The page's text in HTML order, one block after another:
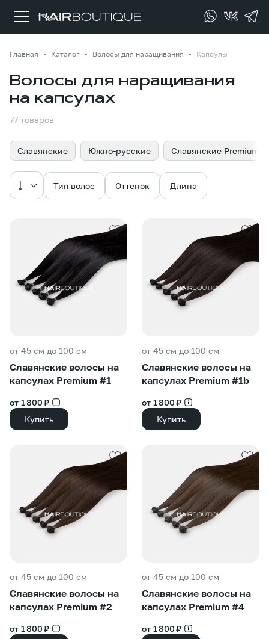
Главная Каталог Волосы для наращивания Капсулы
Волосы для наращивания
на капсулах
77 товаров
Славянские Южно-русские Славянские Premium
Тип волос Оттенок Длина
от 45 см до 100 см
Славянские волосы на
капсулах Premium #1
от 1 800 ₽
Купить
от 45 см до 100 см
Славянские волосы на
капсулах Premium #1b
от 1 800 ₽
Купить
от 45 см до 100 см
Славянские волосы на
капсулах Premium #2
от 1 800 ₽
от 45 см до 100 см
Славянские волосы на
капсулах Premium #4
от 1 800 ₽